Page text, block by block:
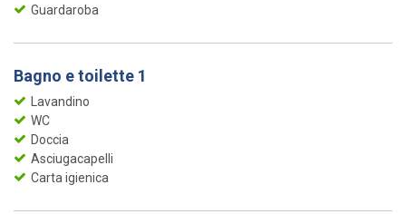
Guardaroba
Bagno e toilette 1
Lavandino
WC
Doccia
Asciugacapelli
Carta igienica